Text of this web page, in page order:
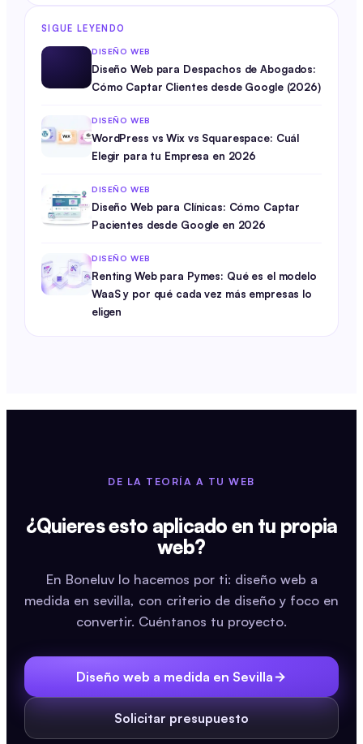
SIGUE LEYENDO
DISEÑO WEB
Diseño Web para Despachos de Abogados:
Cómo Captar Clientes desde Google (2026)
DISEÑO WEB
WordPress vs Wix vs Squarespace: Cuál
Elegir para tu Empresa en 2026
DISEÑO WEB
Diseño Web para Clínicas: Cómo Captar
Pacientes desde Google en 2026
DISEÑO WEB
Renting Web para Pymes: Qué es el modelo
WaaS y por qué cada vez más empresas lo
eligen
DE LA TEORÍA A TU WEB
¿Quieres esto aplicado en tu propia
web?
En Boneluv lo hacemos por ti: diseño web a
medida en sevilla, con criterio de diseño y foco en
convertir. Cuéntanos tu proyecto.
Diseño web a medida en Sevilla
Solicitar presupuesto